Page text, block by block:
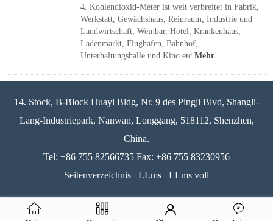
4. Kohlendioxid-Meter ist weit verbreitet in Fabrik,
Werkstatt, Gewächshaus, Reinraum, Industrie und
Landwirtschaft, Weinbar, Hotel, Krankenhaus,
Ladenmarkt, Flughafen, Bahnhof,
Unterhaltungshalle und Kino etc Mehr
14. Stock, B-Block Huayi Bldg, Nr. 9 des Pingji Blvd, Shangli-
Lang-Industriepark, Nanwan, Longgang, 518112, Shenzhen,
China.
Tel: +86 755 82566735 Fax: +86 755 83230956
Seitenverzeichnis
LLms LLms voll